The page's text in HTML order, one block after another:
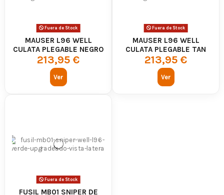
Fuera de Stock
MAUSER L96 WELL
CULATA PLEGABLE NEGRO
UPGRADE MB08C
213,95 €
Ver
Fuera de Stock
MAUSER L96 WELL
CULATA PLEGABLE TAN
MB08D UPGRADED
213,95 €
Ver
Fuera de Stock
FUSIL MB01 SNIPER DE